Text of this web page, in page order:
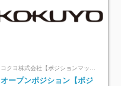
オープンポジション【ポジ